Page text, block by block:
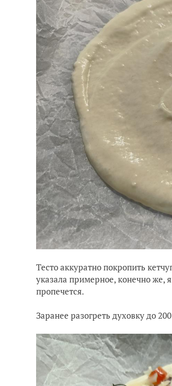
Тесто аккуратно покропить
указала примерное, конечно же,
пропечется.
Заранее разогреть духовку до